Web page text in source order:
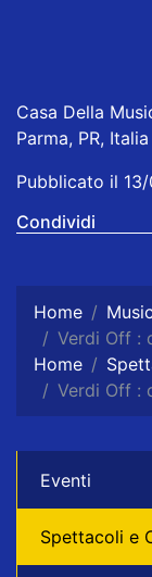
Casa Della
Parma, PR, Italia
Pubblicato il
Condividi
Home
Verdi Off :
Home
Verdi Off :
Eventi
Spettacoli e